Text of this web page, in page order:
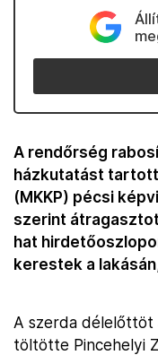
A rendőrség
házkutatást tartott
(MKKP) pécsi
szerint
hat
kerestek a
A szerda délelőttöt
töltötte Pincehelyi